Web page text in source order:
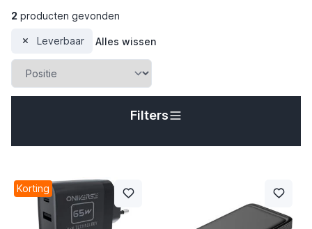
2 producten gevonden
Leverbaar Alles wissen
Filters
Korting